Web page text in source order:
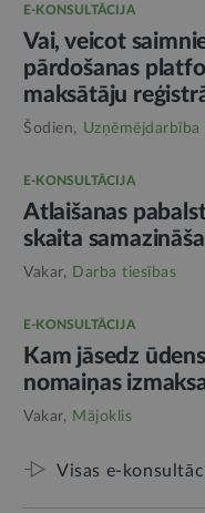
E-KONSULTĀCIJA
Vai, veicot
pārdošanas
maksātāju
Šodien, Uzņēmējdarbība
E-KONSULTĀCIJA
Atlaišanas
skaita
Vakar, Darba tiesības
E-KONSULTĀCIJA
Kam jāsedz
nomaiņas
Vakar, Mājoklis
Visas e-